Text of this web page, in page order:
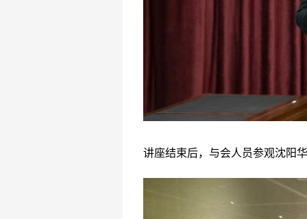
讲座结束后，与会人员参观沈阳